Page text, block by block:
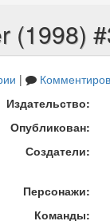
(1998)
|
Издательство:
Опубликован:
Создатели:
Персонажи:
Команды: